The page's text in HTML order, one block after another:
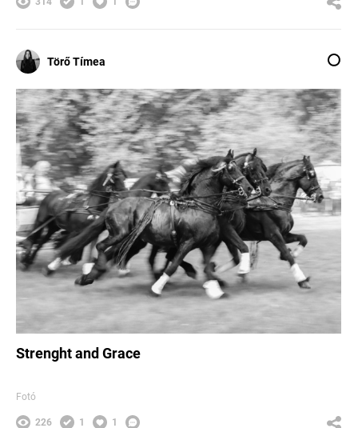
Törő Tímea
Strenght and Grace
Fotó
226 1 1